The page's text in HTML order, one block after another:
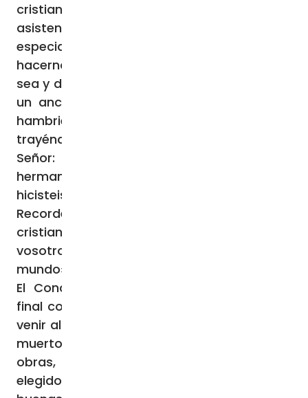
cristiana, que da sentido a la llamada
asistencia social, dice: «En nuestra época,
especialmente urge la obligación de
hacernos prójimo de cualquier hombre que
sea y de servirlos con afecto, ya se trate de
un anciano abandonado por todos, o del
hambriento que apela a nuestra conciencia
trayéndonos a la memoria las palabras del
Señor: ‘Cuanto hicisteis a unos de estos
hermanos míos más pequeños, a mí me lo
hicisteis’ (Mt 25,40)».
Recordemos que Cristo vive en los
cristianos… y nos dice: «Yo estoy con
vosotros todos los días hasta el fin del
mundo» (Mt 28,20).
El Concilio Lateranense IV define el juicio
final como verdad de fe: «Jesucristo ha de
venir al fin del mundo, para juzgar a vivos y
muertos, y para dar a cada uno según sus
obras, tanto a los reprobados como a los
elegidos (…) para recibir según sus obras,